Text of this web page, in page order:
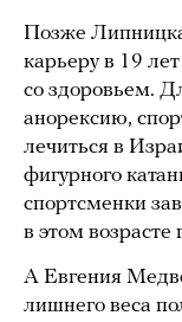
Позже
карьеру в 19
со здоровьем.
анорексию,
лечиться в
фигурного
спортсменки
в этом возрасте
А Евгения
лишнего веса